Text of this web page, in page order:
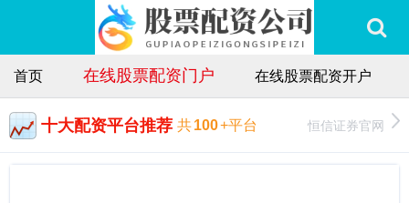
首页 在线股票配资门户 在线股票配资开户
十大配资平台推荐 共100+平台 恒信证券官网